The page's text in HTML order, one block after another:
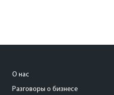
О нас
Разговоры о бизнесе